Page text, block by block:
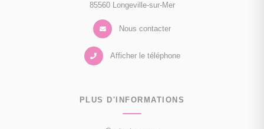
85560 Longeville-sur-Mer
Nous contacter
Afficher le téléphone
PLUS D'INFORMATIONS